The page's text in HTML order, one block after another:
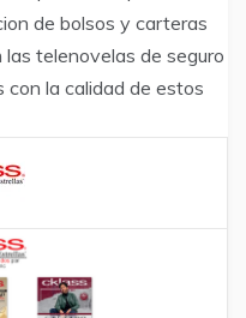
de bolsos y carteras
telenovelas de seguro
la calidad de estos